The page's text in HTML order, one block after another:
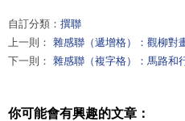
自訂分類： 撰聯
上一則： 雜感聯（遞增格）：觀柳對
下一則： 雜感聯（複字格）：馬路和
你可能會有興趣的文章：